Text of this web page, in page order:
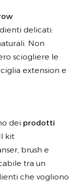
delicati:
Non
sciogliere le
extension e
dei prodotti
kit
brush e
tra un
che vogliono